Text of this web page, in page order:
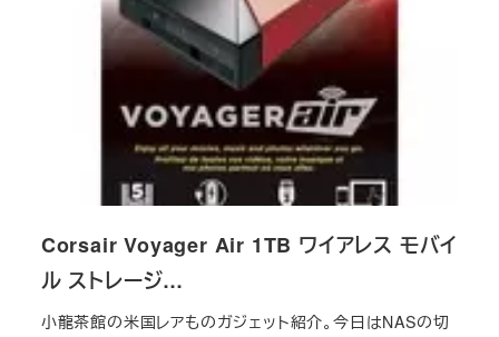
Corsair Voyager Air 1TB ワイアレス モバイ
ル ストレージ…
小龍茶館の米国レアものガジェット紹介。今日はNASの切